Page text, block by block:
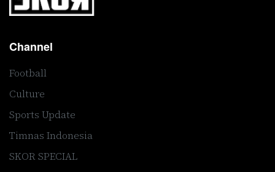
Channel
Football
Culture
Sports Update
Timnas Indonesia
SKOR SPECIAL